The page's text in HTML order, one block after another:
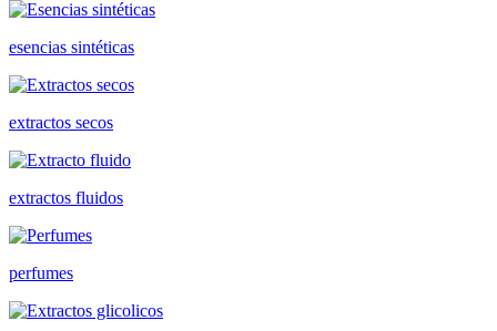
esencias sintéticas
extractos secos
extractos fluidos
perfumes